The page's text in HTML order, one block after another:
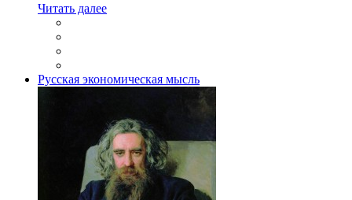
Читать далее
Русская экономическая мысль